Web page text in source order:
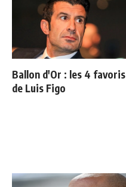
Ballon d'Or : les 4 favoris
de Luis Figo